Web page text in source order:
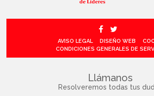
AVISO LEGAL DISEÑO WEB
CONDICIONES GENERALES DE
Llámanos
Resolveremos todas tus